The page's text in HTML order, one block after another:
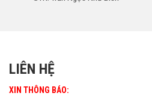
LIÊN HỆ
XIN THÔNG BÁO: